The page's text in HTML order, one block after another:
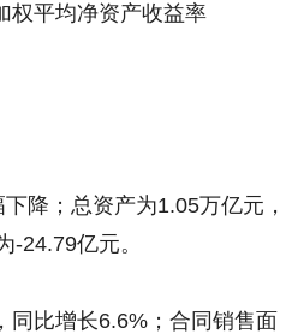
权平均净资产收益率
降；总资产为1.05万亿元，
24.79亿元。
同比增长6.6%；合同销售面